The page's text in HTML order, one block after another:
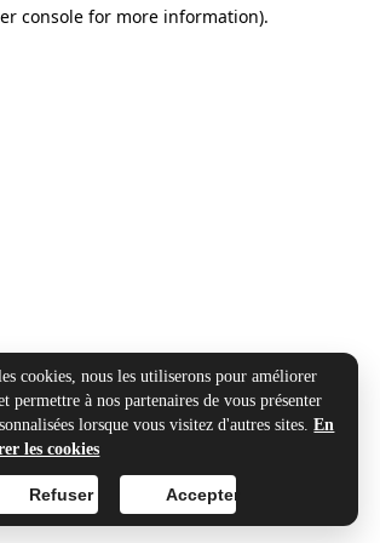
console for more information).
cookies, nous les utiliserons pour améliorer
permettre à nos partenaires de vous présenter
lorsque vous visitez d'autres sites.En
les cookies
Accepter
Refuser